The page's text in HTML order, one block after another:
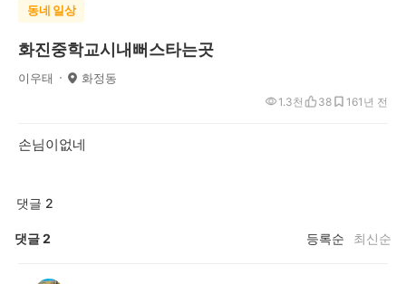
동네 일상
화진중학교시내뻐스타는곳
이우태 화정동
1년 전
1.3천 38 16
손님이없네
댓글 2
댓글2 등록순 최신순